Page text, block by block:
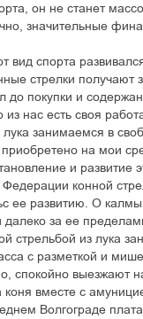
он не станет
значительные
вид спорта
стрелки получают
до покупки и
нас есть своя
занимаемся в
на мои
и развитие
конной
ее развитию. О
далеко за ее
стрельбой из лука
с разметкой и
спокойно выезжают
вместе с
Волгограде